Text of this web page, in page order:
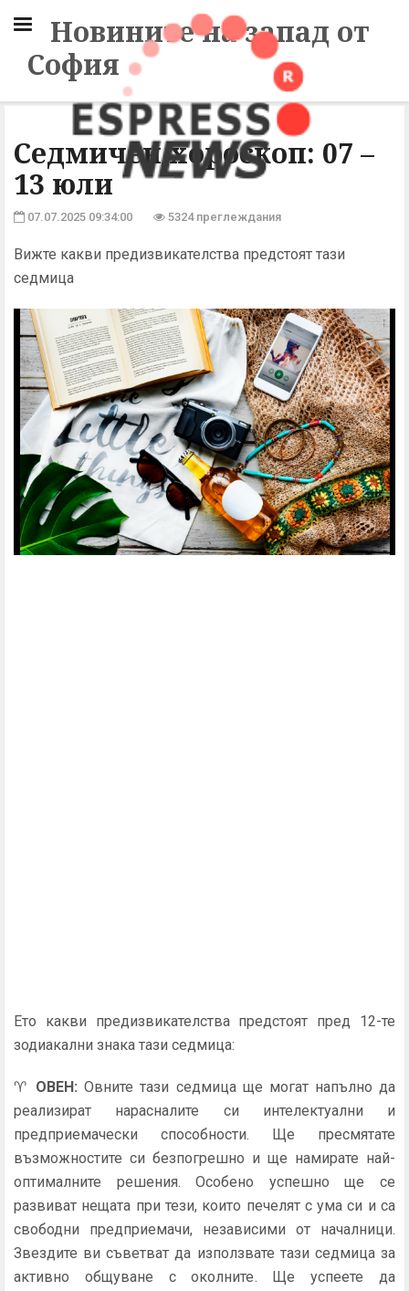
Новините на запад от
София
Седмичен хороскоп: 07 –
13 юли
07.07.2025 09:34:00 5324 преглеждания
Вижте какви предизвикателства предстоят тази
седмица
Ето какви предизвикателства предстоят пред 12-те
зодиакални знака тази седмица:
♈ ОВЕН: Овните тази седмица ще могат напълно да
реализират нарасналите си интелектуални и
предприемачески способности. Ще пресмятате
възможностите си безпогрешно и ще намирате най-
оптималните решения. Особено успешно ще се
развиват нещата при тези, които печелят с ума си и са
свободни предприемачи, независими от началници.
Звездите ви съветват да използвате тази седмица за
активно общуване с околните. Ще успеете да